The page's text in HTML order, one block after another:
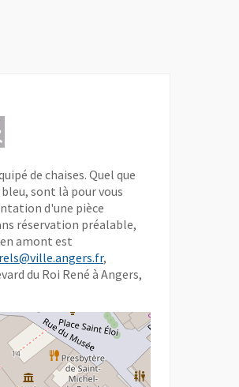
l'handicap Auditif
l'handicap Mental
pour l'handicap
de chaises. Quel que
sont là pour vous
d'une pièce
réservation préalable,
amont est
,
du Roi René à Angers,